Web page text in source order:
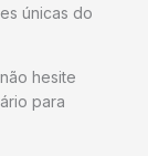
únicas do
hesite
para